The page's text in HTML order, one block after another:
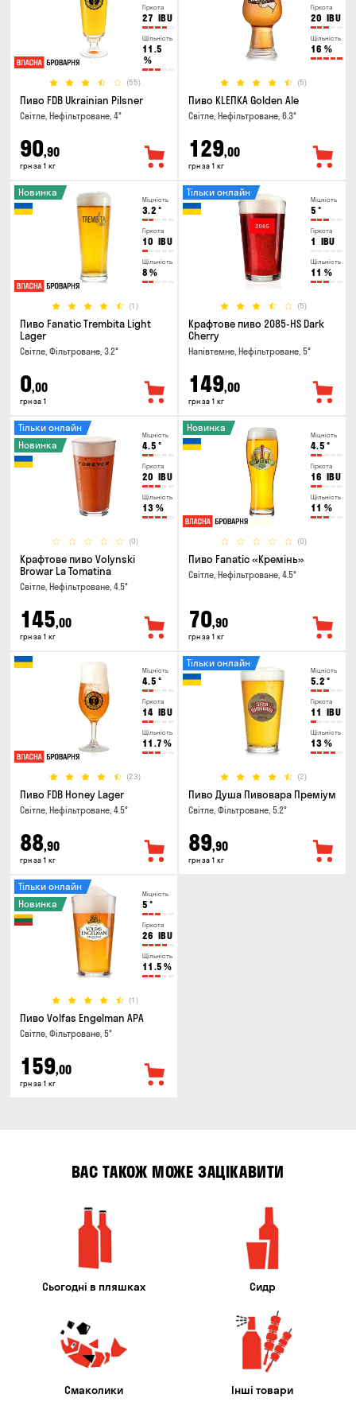
Гіркота
27 IBU
Щільність
11.5
%
(55)
Пиво FDB Ukrainian Pilsner
Світле, Нефільтроване, 4°
90,90
грн за 1 кг
Гіркота
20 IBU
Щільність
16 %
(5)
Пиво KLEПКА Golden Ale
Світле, Нефільтроване, 6.3°
129,00
грн за 1 кг
Міцність
3.2 °
Гіркота
10 IBU
Щільність
8 %
(1)
Новинка
Пиво Fanatic Trembita Light
Lager
Світле, Фільтроване, 3.2°
0,00
грн за 1
Міцність
5 °
Гіркота
1 IBU
Щільність
11 %
(5)
Тільки онлайн
Крафтове пиво 2085-HS Dark
Cherry
Напівтемне, Нефільтроване, 5°
149,00
грн за 1 кг
Міцність
4.5 °
Гіркота
20 IBU
Щільність
13 %
(0)
Тільки онлайн
Новинка
Крафтове пиво Volynski
Browar La Tomatina
Світле, Нефільтроване, 4.5°
145,00
грн за 1 кг
Міцність
4.5 °
Гіркота
16 IBU
Щільність
11 %
(0)
Новинка
Пиво Fanatic «Кремінь»
Світле, Нефільтроване, 4.5°
70,90
грн за 1 кг
Міцність
4.5 °
Гіркота
14 IBU
Щільність
11.7 %
(23)
Пиво FDB Honey Lager
Світле, Нефільтроване, 4.5°
88,90
грн за 1 кг
Міцність
5.2 °
Гіркота
11 IBU
Щільність
13 %
(2)
Тільки онлайн
Пиво Душа Пивовара Преміум
Світле, Фільтроване, 5.2°
89,90
грн за 1 кг
Міцність
5 °
Гіркота
26 IBU
Щільність
11.5 %
(1)
Тільки онлайн
Новинка
Пиво Volfas Engelman APA
Світле, Фільтроване, 5°
159,00
грн за 1 кг
ВАС ТАКОЖ МОЖЕ ЗАЦІКАВИТИ
Сьогодні в пляшках Сидр
Смаколики Інші товари